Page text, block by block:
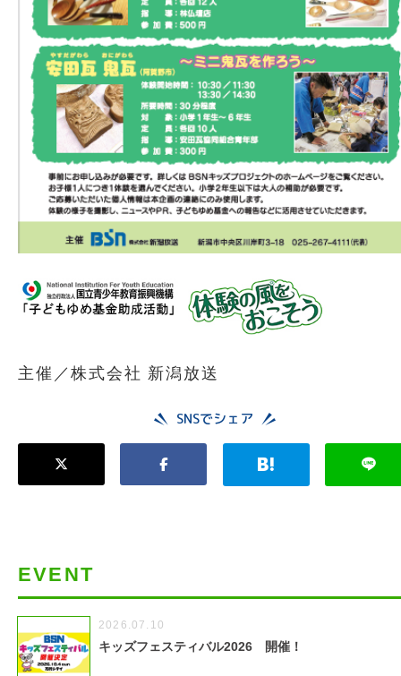
主催／株式会社 新潟放送
SNSでシェア
EVENT
2026.07.10
キッズフェスティバル2026 開催！